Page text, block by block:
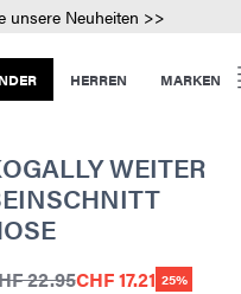
unsere Neuheiten >>
HERREN MARKEN
WEITER
22.95CHF 17.21 25%